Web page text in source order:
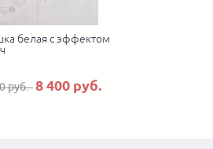
белая с эффектом
руб.8 400 руб.